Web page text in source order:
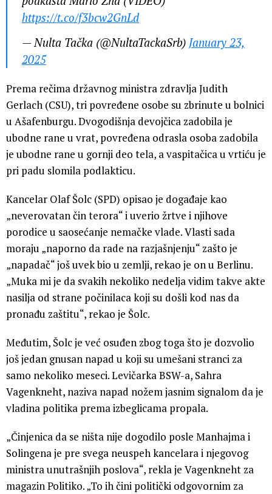
https://t.co/f3bcw2GnLd
— Nulta Tačka (@NultaTackaSrb) January 23,
2025
Prema rečima državnog ministra zdravlja Judith
Gerlach (CSU), tri povređene osobe su zbrinute u bolnici
u Ašafenburgu. Dvogodišnja devojčica zadobila je
ubodne rane u vrat, povređena odrasla osoba zadobila
je ubodne rane u gornji deo tela, a vaspitačica u vrtiću je
pri padu slomila podlakticu.
Kancelar Olaf Šolc (SPD) opisao je događaje kao
„neverovatan čin terora“ i uverio žrtve i njihove
porodice u saosećanje nemačke vlade. Vlasti sada
moraju „naporno da rade na razjašnjenju“ zašto je
„napadač“ još uvek bio u zemlji, rekao je on u Berlinu.
„Muka mi je da svakih nekoliko nedelja vidim takve akte
nasilja od strane počinilaca koji su došli kod nas da
pronađu zaštitu“, rekao je Šolc.
Međutim, Šolc je već osuđen zbog toga što je dozvolio
još jedan gnusan napad u koji su umešani stranci za
samo nekoliko meseci. Levičarka BSW-a, Sahra
Vagenkneht, naziva napad nožem jasnim signalom da je
vladina politika prema izbeglicama propala.
„Činjenica da se ništa nije dogodilo posle Manhajma i
Solingena je pre svega neuspeh kancelara i njegovog
ministra unutrašnjih poslova“, rekla je Vagenkneht za
magazin Politiko. „To ih čini politički odgovornim za